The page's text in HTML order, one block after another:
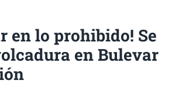
en lo prohibido! Se
en Bulevar